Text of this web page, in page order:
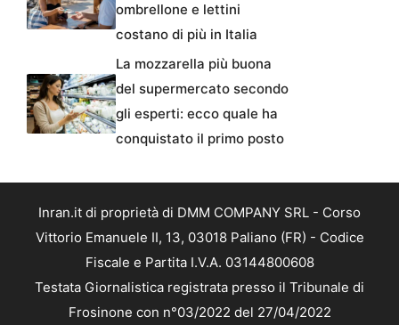
ombrellone e lettini
costano di più in Italia
La mozzarella più buona
del supermercato secondo
gli esperti: ecco quale ha
conquistato il primo posto
Inran.it di proprietà di DMM COMPANY SRL - Corso
Vittorio Emanuele II, 13, 03018 Paliano (FR) - Codice
Fiscale e Partita I.V.A. 03144800608
Testata Giornalistica registrata presso il Tribunale di
Frosinone con n°03/2022 del 27/04/2022